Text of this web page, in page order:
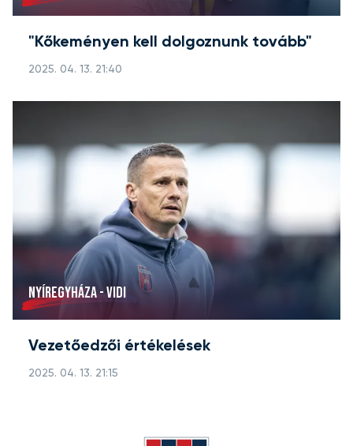
"Kőkeményen kell dolgoznunk tovább"
2025. 04. 13. 21:40
NYÍREGYHÁZA - VIDI
Vezetőedzői értékelések
2025. 04. 13. 21:15